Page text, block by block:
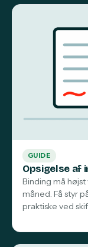
GUIDE
Opsigelse af
Binding må
måned. Få styr
praktiske ved